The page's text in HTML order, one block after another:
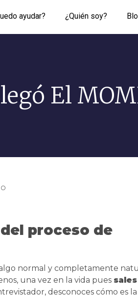
ayudar? ¿Quién soy?
El
del proceso de
normal y completamente
una vez en la vida pues
desconoces cómo es la